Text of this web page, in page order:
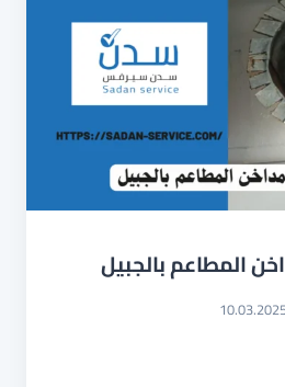
المطاعم بالجبيل